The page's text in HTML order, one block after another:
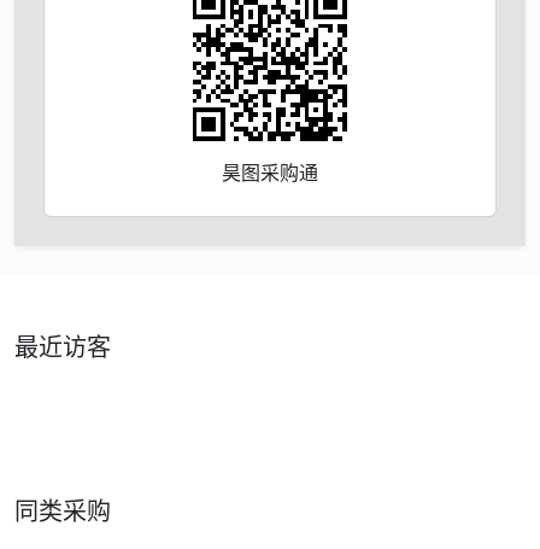
昊图采购通
最近访客
同类采购